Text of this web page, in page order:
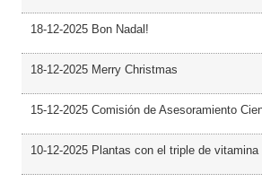
18-12-2025 Bon Nadal!
18-12-2025 Merry Christmas
15-12-2025 Comisión de Asesoramiento
10-12-2025 Plantas con el triple de vitamina